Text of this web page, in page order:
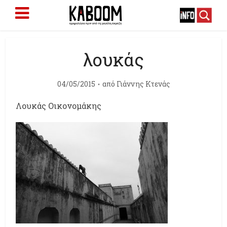
λουκάς
04/05/2015 από Γιάννης Κτενάς
Λουκάς Οικονομάκης